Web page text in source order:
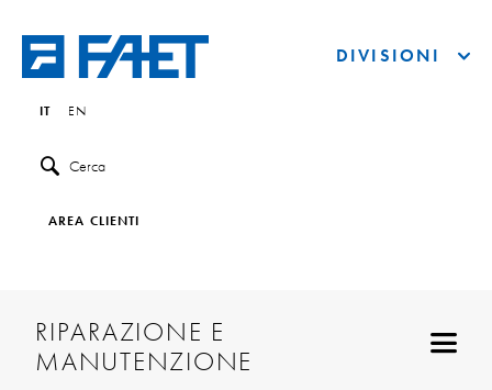
IT EN
Cerca
AREA CLIENTI
DIVISIONI
RIPARAZIONE E
MANUTENZIONE